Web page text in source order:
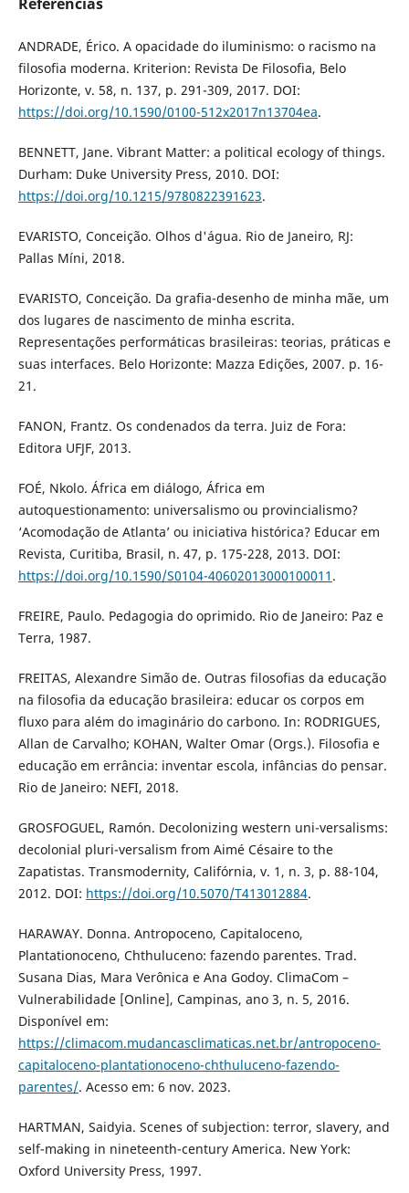
ANDRADE, Érico. A opacidade do iluminismo: o racismo na
filosofia moderna. Kriterion: Revista De Filosofia, Belo
Horizonte, v. 58, n. 137, p. 291-309, 2017. DOI:
https://doi.org/10.1590/0100-512x2017n13704ea.
BENNETT, Jane. Vibrant Matter: a political ecology of things.
Durham: Duke University Press, 2010. DOI:
https://doi.org/10.1215/9780822391623.
EVARISTO, Conceição. Olhos d'água. Rio de Janeiro, RJ:
Pallas Míni, 2018.
EVARISTO, Conceição. Da grafia-desenho de minha mãe, um
dos lugares de nascimento de minha escrita.
Representações performáticas brasileiras: teorias, práticas e
suas interfaces. Belo Horizonte: Mazza Edições, 2007. p. 16-
21.
FANON, Frantz. Os condenados da terra. Juiz de Fora:
Editora UFJF, 2013.
FOÉ, Nkolo. África em diálogo, África em
autoquestionamento: universalismo ou provincialismo?
‘Acomodação de Atlanta’ ou iniciativa histórica? Educar em
Revista, Curitiba, Brasil, n. 47, p. 175-228, 2013. DOI:
https://doi.org/10.1590/S0104-40602013000100011 .
FREIRE, Paulo. Pedagogia do oprimido. Rio de Janeiro: Paz e
Terra, 1987.
FREITAS, Alexandre Simão de. Outras filosofias da educação
na filosofia da educação brasileira: educar os corpos em
fluxo para além do imaginário do carbono. In: RODRIGUES,
Allan de Carvalho; KOHAN, Walter Omar (Orgs.). Filosofia e
educação em errância: inventar escola, infâncias do pensar.
Rio de Janeiro: NEFI, 2018.
GROSFOGUEL, Ramón. Decolonizing western uni-versalisms:
decolonial pluri-versalism from Aimé Césaire to the
Zapatistas. Transmodernity, Califórnia, v. 1, n. 3, p. 88-104,
2012. DOI: https://doi.org/10.5070/T413012884.
HARAWAY. Donna. Antropoceno, Capitaloceno,
Plantationoceno, Chthuluceno: fazendo parentes. Trad.
Susana Dias, Mara Verônica e Ana Godoy. ClimaCom –
Vulnerabilidade [Online], Campinas, ano 3, n. 5, 2016.
Disponível em:
https://climacom.mudancasclimaticas.net.br/antropoceno-
capitaloceno-plantationoceno-chthuluceno-fazendo-
parentes/. Acesso em: 6 nov. 2023.
HARTMAN, Saidyia. Scenes of subjection: terror, slavery, and
self-making in nineteenth-century America. New York:
Oxford University Press, 1997.